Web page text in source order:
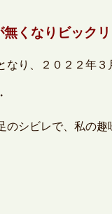
くなりビックリ
り、２０２２年３
シビレで、私の趣